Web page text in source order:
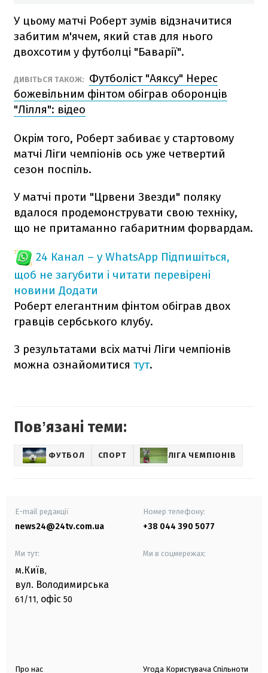
У цьому матчі Роберт зумів відзначитися
забитим м'ячем, який став для нього
двохсотим у футболці "Баварії".
ДИВІТЬСЯ ТАКОЖ:
Футболіст "Аяксу" Нерес
божевільним фінтом обіграв оборонців
"Лілля": відео
Окрім того, Роберт забиває у стартовому
матчі Ліги чемпіонів ось уже четвертий
сезон поспіль.
У матчі проти "Црвени Звезди" поляку
вдалося продемонструвати свою техніку,
що не притаманно габаритним форвардам.
24 Канал – у WhatsApp Підпишіться,
щоб не загубити і читати перевірені
новини Додати
Роберт елегантним фінтом обіграв двох
гравців сербського клубу.
З результатами всіх матчі Ліги чемпіонів
можна ознайомитися тут.
Повʼязані теми:
ФУТБОЛ СПОРТ ЛІГА ЧЕМПІОНІВ
E-mail редакції
news24@24tv.com.ua
Номер телефону:
+38 044 390 5077
Ми тут:
м.Київ,
вул. Володимирська
61/11, офіс 50
Ми в соцмережах:
Про нас Угода Користувача Спільноти